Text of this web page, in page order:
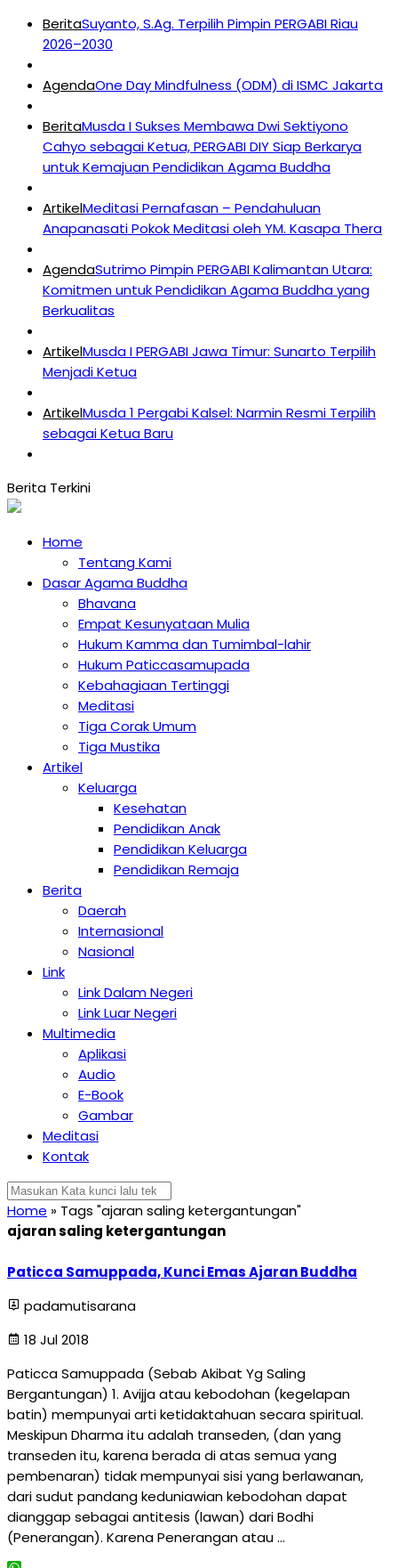
BeritaSuyanto, S.Ag. Terpilih Pimpin PERGABI Riau
2026–2030
AgendaOne Day Mindfulness (ODM) di ISMC Jakarta
BeritaMusda I Sukses Membawa Dwi Sektiyono
Cahyo sebagai Ketua, PERGABI DIY Siap Berkarya
untuk Kemajuan Pendidikan Agama Buddha
ArtikelMeditasi Pernafasan – Pendahuluan
Anapanasati Pokok Meditasi oleh YM. Kasapa Thera
AgendaSutrimo Pimpin PERGABI Kalimantan Utara:
Komitmen untuk Pendidikan Agama Buddha yang
Berkualitas
ArtikelMusda I PERGABI Jawa Timur: Sunarto Terpilih
Menjadi Ketua
ArtikelMusda 1 Pergabi Kalsel: Narmin Resmi Terpilih
sebagai Ketua Baru
Home
Tentang Kami
Dasar Agama Buddha
Bhavana
Empat Kesunyataan Mulia
Hukum Kamma dan Tumimbal-lahir
Hukum Paticcasamupada
Kebahagiaan Tertinggi
Meditasi
Tiga Corak Umum
Tiga Mustika
Artikel
Keluarga
Kesehatan
Pendidikan Anak
Pendidikan Keluarga
Pendidikan Remaja
Berita
Daerah
Internasional
Nasional
Link
Link Dalam Negeri
Link Luar Negeri
Multimedia
Aplikasi
Audio
E-Book
Gambar
Meditasi
Kontak
Home » Tags "ajaran saling ketergantungan"
ajaran saling ketergantungan
Paticca Samuppada, Kunci Emas Ajaran Buddha
padamutisarana
18 Jul 2018
Paticca Samuppada (Sebab Akibat Yg Saling
Bergantungan) 1. Avijja atau kebodohan (kegelapan
batin) mempunyai arti ketidaktahuan secara spiritual.
Meskipun Dharma itu adalah transeden, (dan yang
transeden itu, karena berada di atas semua yang
pembenaran) tidak mempunyai sisi yang berlawanan,
dari sudut pandang keduniawian kebodohan dapat
dianggap sebagai antitesis (lawan) dari Bodhi
(Penerangan). Karena Penerangan atau …